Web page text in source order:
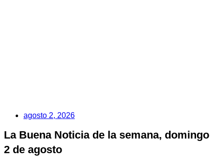
agosto 2, 2026
La Buena Noticia de la semana, domingo
2 de agosto